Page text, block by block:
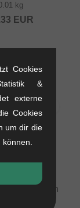
kg
EUR
"C4 Non
Rear
Cookies
&
externe
Cookies
um dir die